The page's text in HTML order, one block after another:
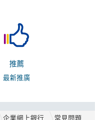
推薦
最新推廣
企業網上銀行 常見問題